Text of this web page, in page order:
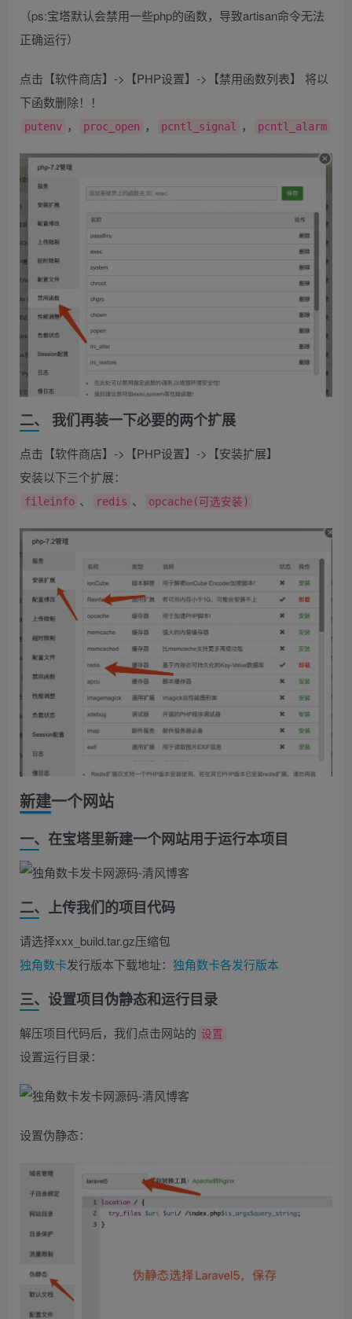
（ps:宝塔默认会禁用一些php的函数，导致artisan命令无法
正确运行）
点击【软件商店】->【PHP设置】->【禁用函数列表】 将以
下函数删除！！
putenv ， proc_open ， pcntl_signal ， pcntl_alarm
二、 我们再装一下必要的两个扩展
点击【软件商店】->【PHP设置】->【安装扩展】
安装以下三个扩展：
fileinfo 、 redis 、 opcache(可选安装)
新建一个网站
一、在宝塔里新建一个网站用于运行本项目
二、上传我们的项目代码
请选择xxx_build.tar.gz压缩包
独角数卡发行版本下载地址： 独角数卡各发行版本
三、设置项目伪静态和运行目录
解压项目代码后，我们点击网站的 设置
设置运行目录：
设置伪静态：